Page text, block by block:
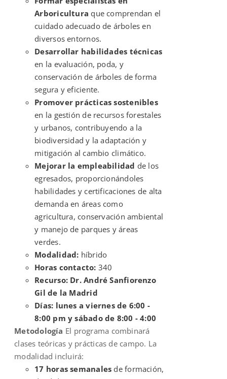
Arboriculturaque comprendan el
cuidado adecuado de árboles en
diversos entornos.
Desarrollar habilidades técnicas
en la evaluación, poda, y
conservación de árboles de forma
segura y eficiente.
Promover prácticas sostenibles
en la gestión de recursos forestales
y urbanos, contribuyendo a la
biodiversidad y la adaptación y
mitigación al cambio climático.
Mejorar la empleabilidad de los
egresados, proporcionándoles
habilidades y certificaciones de alta
demanda en áreas como
agricultura, conservación ambiental
y manejo de parques y áreas
verdes.
Modalidad: híbrido
Horas contacto: 340
Recurso: Dr. André Sanfiorenzo
Gil de la Madrid
Días: lunes a viernes de 6:00 -
8:00 pm y sábado de 8:00 - 4:00
Metodología El programa combinará
clases teóricas y prácticas de campo. La
modalidad incluirá:
17 horas semanales de formación,